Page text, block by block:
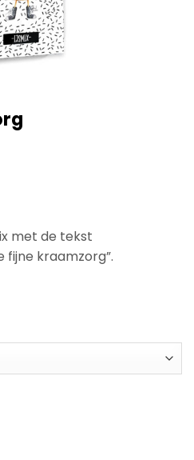
met de tekst
fijne kraamzorg”.